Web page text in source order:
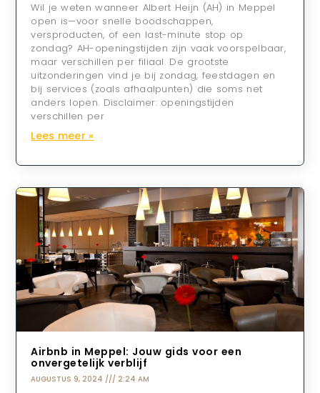
Wil je weten wanneer Albert Heijn (AH) in Meppel
open is—voor snelle boodschappen,
versproducten, of een last-minute stop op
zondag? AH-openingstijden zijn vaak voorspelbaar,
maar verschillen per filiaal. De grootste
uitzonderingen vind je bij zondag, feestdagen en
bij services (zoals afhaalpunten) die soms net
anders lopen. Disclaimer: openingstijden
verschillen per
Lees meer »
Airbnb in Meppel: Jouw gids voor een
onvergetelijk verblijf
AUGUSTUS 9, 2024 2:24 AM